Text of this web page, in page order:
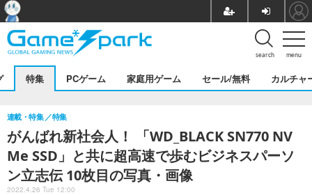
menu
search
特集 PCゲーム 家庭用ゲーム セール/無料 カルチャ
がんばれ新社会人！ 「WD_BLACK SN770 NV
Me SSD」と共に超高速で歩むビジネスパーソ
ン立志伝 10枚目の写真・画像
連載・特集 特集
2022.4.26 Tue 12:00